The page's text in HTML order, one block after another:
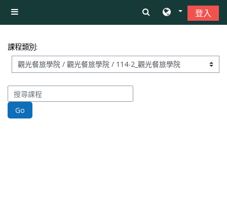
側板
登入
課程類別:
搜尋課程
Go